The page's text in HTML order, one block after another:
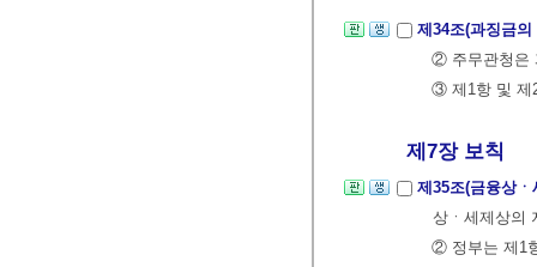
제34조(과징금
② 주무관청은
③ 제1항 및 제
제7장 보칙
제35조(금융상
상ㆍ세제상의
② 정부는 제1